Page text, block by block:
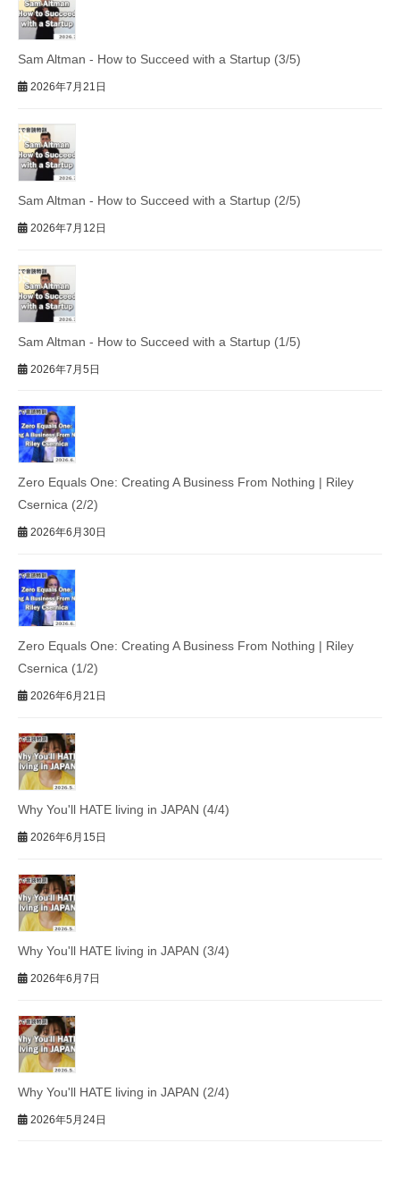
Sam Altman - How to Succeed with a Startup (3/5)
2026年7月21日
Sam Altman - How to Succeed with a Startup (2/5)
2026年7月12日
Sam Altman - How to Succeed with a Startup (1/5)
2026年7月5日
Zero Equals One: Creating A Business From Nothing | Riley
Csernica (2/2)
2026年6月30日
Zero Equals One: Creating A Business From Nothing | Riley
Csernica (1/2)
2026年6月21日
Why You'll HATE living in JAPAN (4/4)
2026年6月15日
Why You'll HATE living in JAPAN (3/4)
2026年6月7日
Why You'll HATE living in JAPAN (2/4)
2026年5月24日